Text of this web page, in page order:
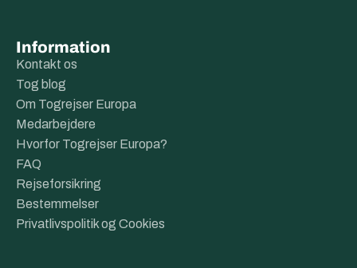
Information
Kontakt os
Tog blog
Om Togrejser Europa
Medarbejdere
Hvorfor Togrejser Europa?
FAQ
Rejseforsikring
Bestemmelser
Privatlivspolitik og Cookies